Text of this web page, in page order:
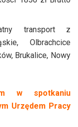
transport z
Olbrachcice
Brukalice, Nowy
w spotkaniu
Urzędem Pracy